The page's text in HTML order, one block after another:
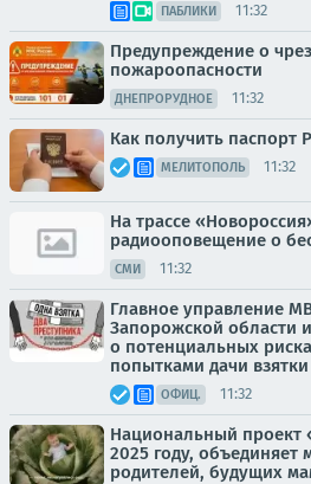
ПАБЛИКИ 11:32
Предупреждение о
пожароопасности
ДНЕПРОРУДНОЕ 11:32
Как получить паспорт
МЕЛИТОПОЛЬ 11:32
На трассе
радиооповещение о
СМИ 11:32
Главное управление
Запорожской области
о потенциальных
попытками дачи взятки
ОФИЦ. 11:32
Национальный проект
2025 году,
родителей, будущих